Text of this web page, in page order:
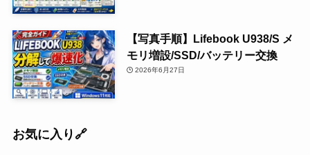
【写真手順】Lifebook U938/S メ
モリ増設/SSD/バッテリー交換
2026年6月27日
お気に入り🔗